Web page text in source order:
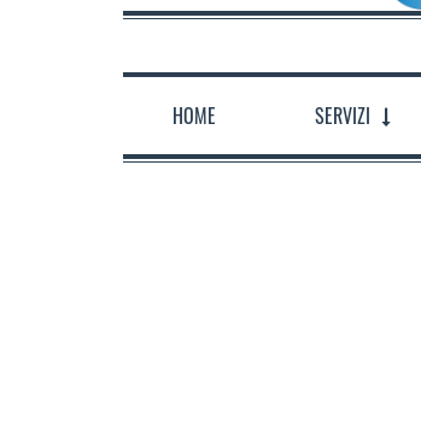
HOME SERVIZI